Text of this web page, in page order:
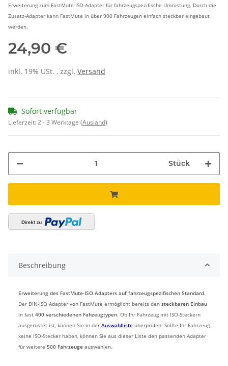
Erweiterung zum FastMute ISO-Adapter für fahrzeugspezifische Umrüstung. Durch die
Zusatz-Adapter kann FastMute in über 900 Fahrzeugen einfach steckbar eingebaut
werden.
24,90 €
inkl. 19% USt. , zzgl. Versand
Sofort verfügbar
Lieferzeit:2 - 3 Werktage (Ausland)
Stück
Beschreibung
Erweiterung des FastMute-ISO Adapters auf fahrzeugspezifischen Standard.
Der DIN-ISO Adapter von FastMute ermöglicht bereits den steckbaren Einbau
in fast 400 verschiedenen Fahzeugtypen. Ob Ihr Fahrzeug mit ISO-Steckern
ausgerüstet ist, können Sie in der Auswahlliste überprüfen. Sollte Ihr Fahrzeug
keine ISO-Stecker haben, können Sie aus dieser Liste den passenden Adapter
für weitere 500 Fahrzeuge auswählen.